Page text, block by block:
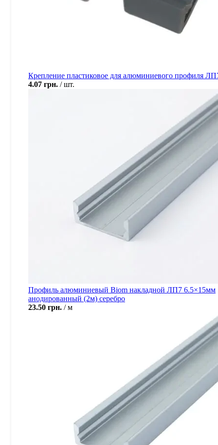
Крепление пластиковое для алюминиевого профиля
4.07 грн. шт.
Профиль алюминиевый Biom накладной ЛП7 6.5×15мм
анодированный (2м) серебро
23.50 грн. м